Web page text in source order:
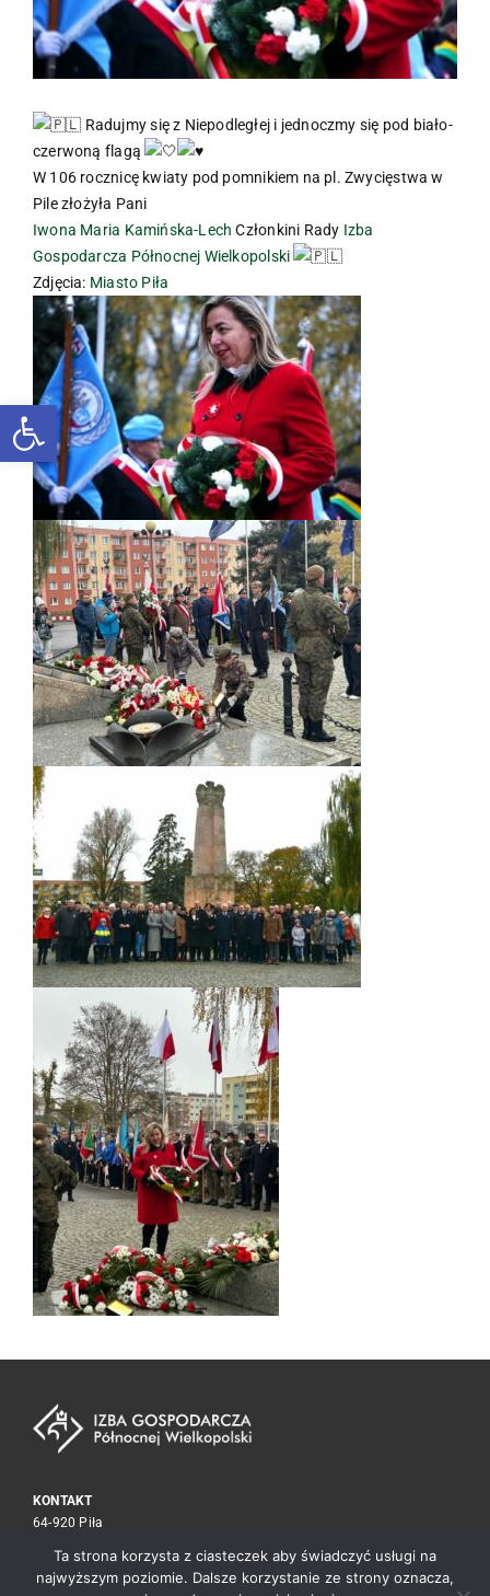
Otwórz pasek narzędzi
Radujmy się z Niepodległej i jednoczmy się pod biało-
czerwoną flagą
W 106 rocznicę kwiaty pod pomnikiem na pl. Zwycięstwa w
Pile złożyła Pani
Iwona Maria Kamińska-Lech Członkini Rady Izba
Gospodarcza Północnej Wielkopolski
Zdjęcia: Miasto Piła
KONTAKT
64-920 Piła
tel./fax67 212 30 59
biuro@izba.pila.pl
Ta strona korzysta z ciasteczek aby świadczyć usługi na
najwyższym poziomie. Dalsze korzystanie ze strony oznacza,